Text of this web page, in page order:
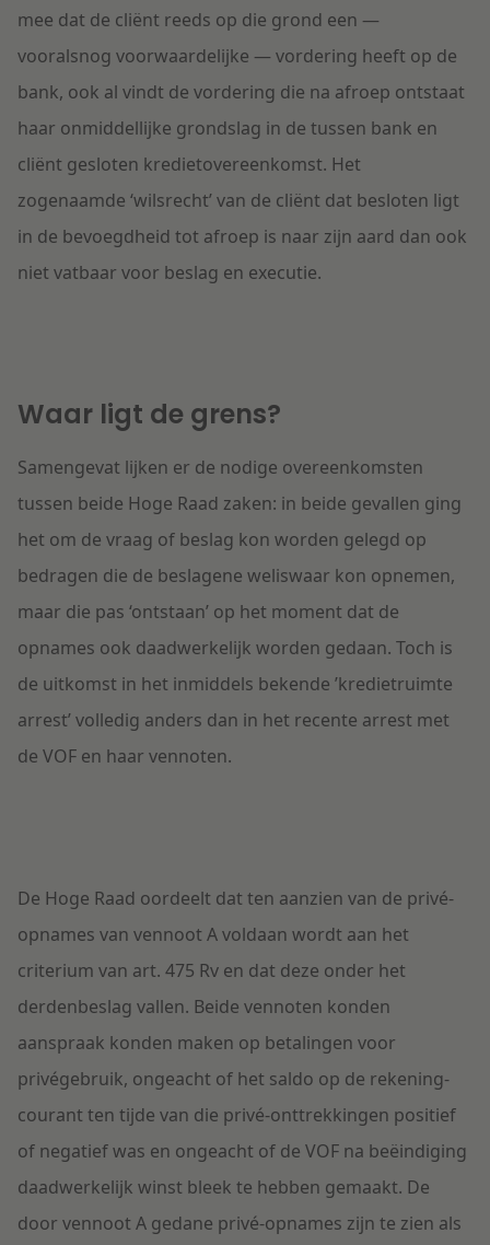
mee dat de cliënt reeds op die grond een —
vooralsnog voorwaardelijke — vordering heeft op de
bank, ook al vindt de vordering die na afroep ontstaat
haar onmiddellijke grondslag in de tussen bank en
cliënt gesloten kredietovereenkomst. Het
zogenaamde ‘wilsrecht’ van de cliënt dat besloten ligt
in de bevoegdheid tot afroep is naar zijn aard dan ook
niet vatbaar voor beslag en executie.
Waar ligt de grens?
Samengevat lijken er de nodige overeenkomsten
tussen beide Hoge Raad zaken: in beide gevallen ging
het om de vraag of beslag kon worden gelegd op
bedragen die de beslagene weliswaar kon opnemen,
maar die pas ‘ontstaan’ op het moment dat de
opnames ook daadwerkelijk worden gedaan. Toch is
de uitkomst in het inmiddels bekende ’kredietruimte
arrest’ volledig anders dan in het recente arrest met
de VOF en haar vennoten.
De Hoge Raad oordeelt dat ten aanzien van de privé-
opnames van vennoot A voldaan wordt aan het
criterium van art. 475 Rv en dat deze onder het
derdenbeslag vallen. Beide vennoten konden
aanspraak konden maken op betalingen voor
privégebruik, ongeacht of het saldo op de rekening-
courant ten tijde van die privé-onttrekkingen positief
of negatief was en ongeacht of de VOF na beëindiging
daadwerkelijk winst bleek te hebben gemaakt. De
door vennoot A gedane privé-opnames zijn te zien als